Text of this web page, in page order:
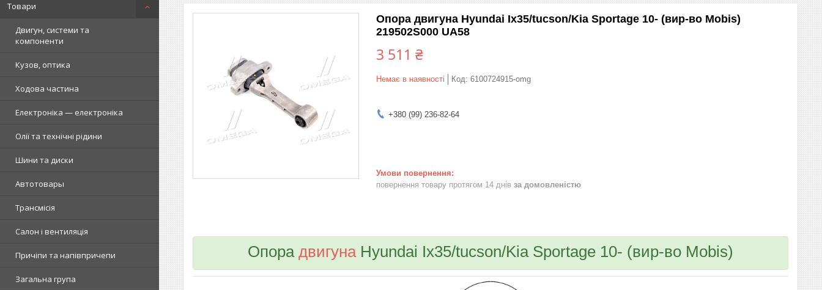
Товари
Двигун, системи та
компоненти
Кузов, оптика
Ходова частина
Електроніка — електроніка
Олії та технічні рідини
Шини та диски
Автотовары
Трансмісія
Салон і вентиляція
Причіпи та напівпричепи
Загальна група
Опора двигуна Hyundai Ix35/tucson/Kia Sportage 10- (вир-во Mobis)
219502S000 UA58
3 511 ₴
Немає в наявності Код: 6100724915-omg
+380 (99) 236-82-64
повернення товару протягом 14 днів за домовленістю
Опора двигунаHyundai Ix35/tucson/Kia Sportage 10- (вир-во Mobis)